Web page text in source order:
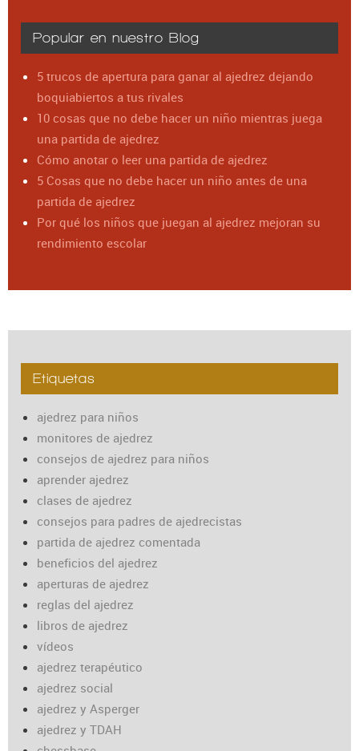
Popular en nuestro Blog
5 trucos de apertura para ganar al ajedrez dejando
boquiabiertos a tus rivales
10 cosas que no debe hacer un niño mientras juega
una partida de ajedrez
Cómo anotar o leer una partida de ajedrez
5 Cosas que no debe hacer un niño antes de una
partida de ajedrez
Por qué los niños que juegan al ajedrez mejoran su
rendimiento escolar
Etiquetas
ajedrez para niños
monitores de ajedrez
consejos de ajedrez para niños
aprender ajedrez
clases de ajedrez
consejos para padres de ajedrecistas
partida de ajedrez comentada
beneficios del ajedrez
aperturas de ajedrez
reglas del ajedrez
libros de ajedrez
vídeos
ajedrez terapéutico
ajedrez social
ajedrez y Asperger
ajedrez y TDAH